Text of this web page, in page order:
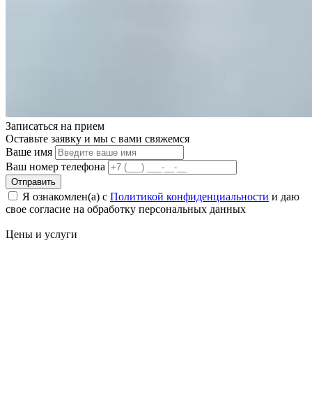
Записаться на прием
Оставьте заявку и мы с вами свяжемся
Ваше имя
Ваш номер телефона
Отправить
Я ознакомлен(а) с Политикой конфиденциальности и даю
свое cогласие на обработку персональных данных
Цены и услуги